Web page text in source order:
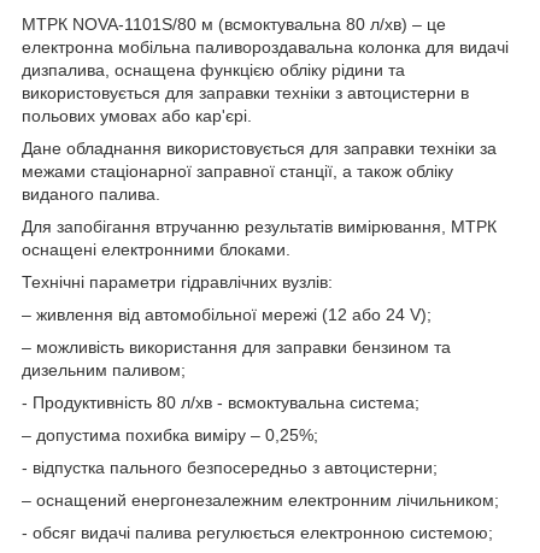
МТРК NOVA-1101S/80 м (всмоктувальна 80 л/хв) – це
електронна мобільна паливороздавальна колонка для видачі
дизпалива, оснащена функцією обліку рідини та
використовується для заправки техніки з автоцистерни в
польових умовах або кар'єрі.
Дане обладнання використовується для заправки техніки за
межами стаціонарної заправної станції, а також обліку
виданого палива.
Для запобігання втручанню результатів вимірювання, МТРК
оснащені електронними блоками.
Технічні параметри гідравлічних вузлів:
– живлення від автомобільної мережі (12 або 24 V);
– можливість використання для заправки бензином та
дизельним паливом;
- Продуктивність 80 л/хв - всмоктувальна система;
– допустима похибка виміру – 0,25%;
- відпустка пального безпосередньо з автоцистерни;
– оснащений енергонезалежним електронним лічильником;
- обсяг видачі палива регулюється електронною системою;